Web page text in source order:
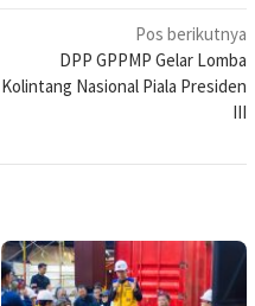
Pos berikutnya
DPP GPPMP Gelar Lomba
Kolintang Nasional Piala Presiden
III